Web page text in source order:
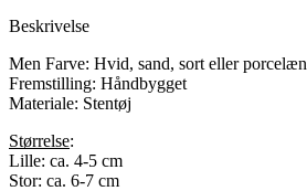
Beskrivelse
Men Farve: Hvid, sand, sort eller porcelæn
Fremstilling: Håndbygget
Materiale: Stentøj
Størrelse:
Lille: ca. 4-5 cm
Stor: ca. 6-7 cm